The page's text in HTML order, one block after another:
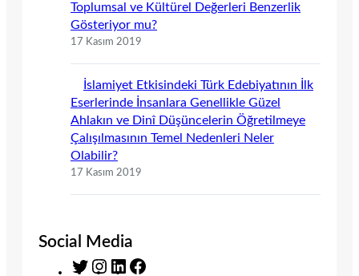
Toplumsal ve Kültürel Değerleri Benzerlik
Gösteriyor mu?
17 Kasım 2019
İslamiyet Etkisindeki Türk Edebiyatının İlk
Eserlerinde İnsanlara Genellikle Güzel
Ahlakın ve Dinî Düşüncelerin Öğretilmeye
Çalışılmasının Temel Nedenleri Neler
Olabilir?
17 Kasım 2019
Social Media
T
L